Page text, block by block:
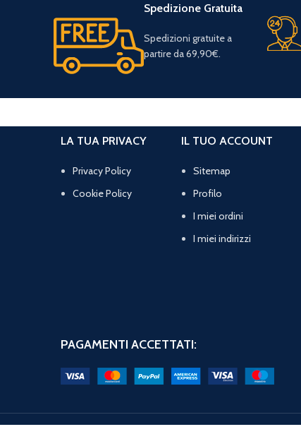
Spedizione Gratuita
Spedizioni gratuite a
partire da 69,90€.
LA TUA PRIVACY
Privacy Policy
Cookie Policy
IL TUO ACCOUNT
Sitemap
Profilo
I miei ordini
I miei indirizzi
PAGAMENTI ACCETTATI: